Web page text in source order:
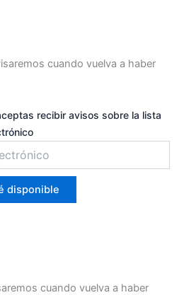
cuando vuelva a haber
recibir avisos sobre la lista
disponible
cuando vuelva a haber